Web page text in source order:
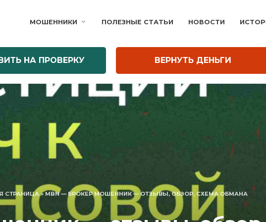
МОШЕННИКИ ПОЛЕЗНЫЕ СТАТЬИ НОВОСТИ
НА ПРОВЕРКУ ВЕРНУТЬ ДЕНЬГИ
СТРАНИЦА»MBN — БРОКЕР МОШЕННИК — ОТЗЫВЫ, ОБЗОР, СХЕМА ОБМАНА